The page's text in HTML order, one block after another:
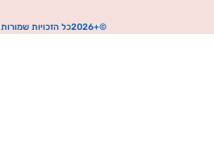
©+2026כל הזכויות שמורות לסוליטירס